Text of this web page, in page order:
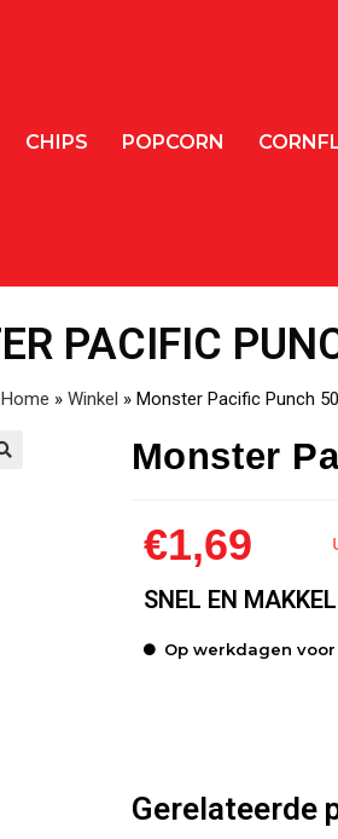
CHIPS POPCORN
PACIFIC
Home » Winkel » Monster Pacific Punch
Monster
€1,69
SNEL EN
Op werkdagen
Gerelateerde